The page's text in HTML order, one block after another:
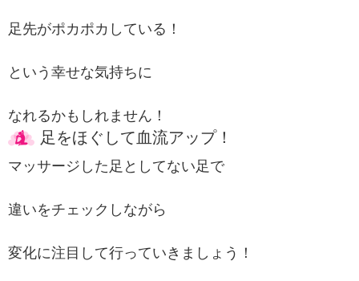
足先がポカポカしている！
という幸せな気持ちに
なれるかもしれません！
足をほぐして血流アップ！
マッサージした足としてない足で
違いをチェックしながら
変化に注目して行っていきましょう！